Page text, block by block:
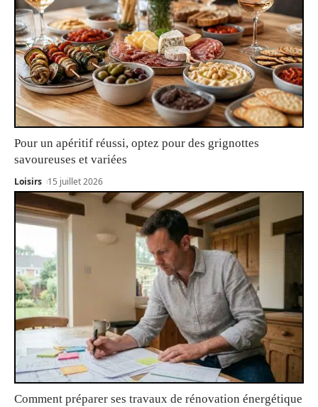
Pour un apéritif réussi, optez pour des grignottes
savoureuses et variées
Loisirs 15 juillet 2026
Comment préparer ses travaux de rénovation énergétique